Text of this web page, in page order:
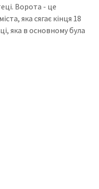
Ворота - це
яка сягає кінця 18
яка в основному була